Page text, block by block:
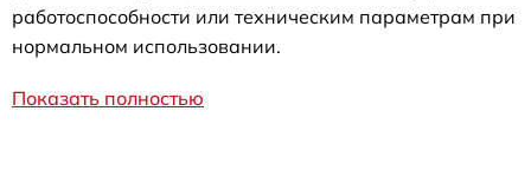
работоспособности или техническим параметрам при
нормальном использовании.
Показать полностью